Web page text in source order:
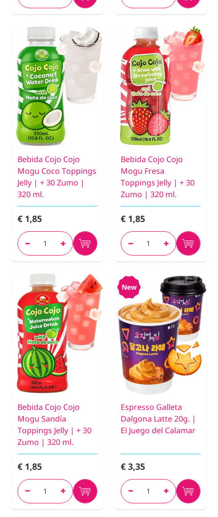
Bebida Cojo Cojo
Mogu Coco Toppings
Jelly | + 30 Zumo |
320 ml.
€ 1,85
Bebida Cojo Cojo
Mogu Fresa
Toppings Jelly | + 30
Zumo | 320 ml.
€ 1,85
Bebida Cojo Cojo
Mogu Sandía
Toppings Jelly | + 30
Zumo | 320 ml.
€ 1,85
New
Espresso Galleta
Dalgona Latte 20g. |
El Juego del Calamar
€ 3,35